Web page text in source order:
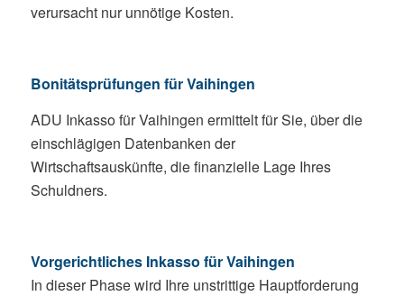
verursacht nur unnötige Kosten.
Bonitätsprüfungen für Vaihingen
ADU Inkasso für Vaihingen ermittelt für Sie, über die
einschlägigen Datenbanken der
Wirtschaftsauskünfte, die finanzielle Lage Ihres
Schuldners.
Vorgerichtliches Inkasso für Vaihingen
In dieser Phase wird Ihre unstrittige Hauptforderung